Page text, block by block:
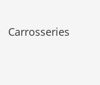
Carrosseries